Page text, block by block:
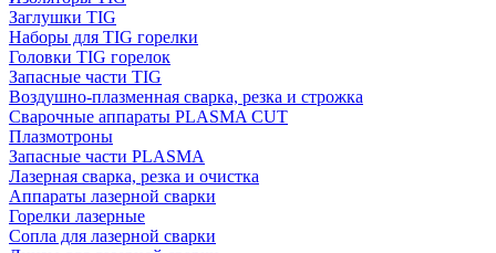
Заглушки TIG
Наборы для TIG горелки
Головки TIG горелок
Запасные части TIG
Воздушно-плазменная сварка, резка и строжка
Сварочные аппараты PLASMA CUT
Плазмотроны
Запасные части PLASMA
Лазерная сварка, резка и очистка
Аппараты лазерной сварки
Горелки лазерные
Сопла для лазерной сварки